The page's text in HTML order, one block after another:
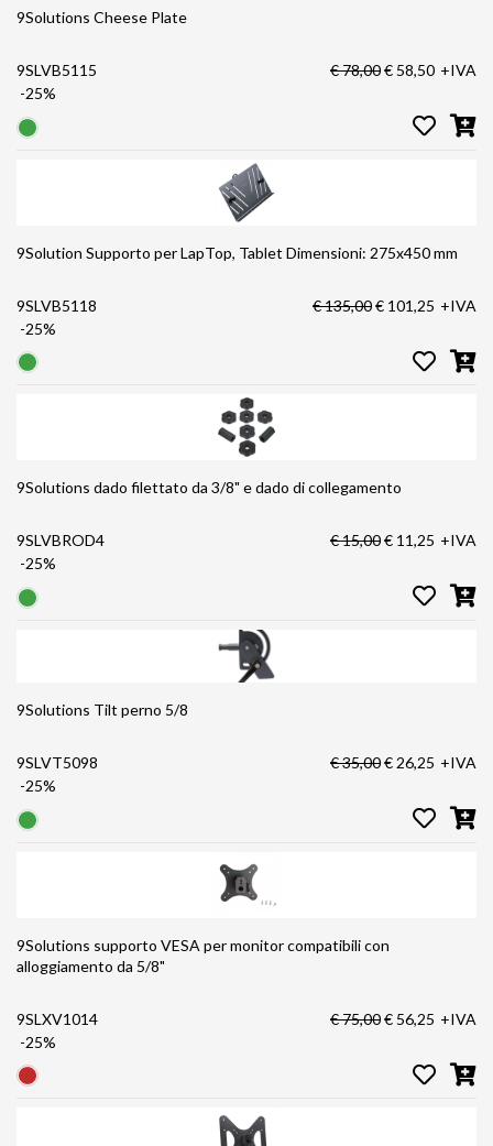
9Solutions Cheese Plate
9SLVB5115
-25%
€ 78,00€ 58,50 +IVA
9Solution Supporto per LapTop, Tablet Dimensioni: 275x450 mm
9SLVB5118
-25%
€ 135,00€ 101,25 +IVA
9Solutions dado filettato da 3/8" e dado di collegamento
9SLVBROD4
-25%
€ 15,00€ 11,25 +IVA
9Solutions Tilt perno 5/8
9SLVT5098
-25%
€ 35,00€ 26,25 +IVA
9Solutions supporto VESA per monitor compatibili con
alloggiamento da 5/8"
9SLXV1014
-25%
€ 75,00€ 56,25 +IVA